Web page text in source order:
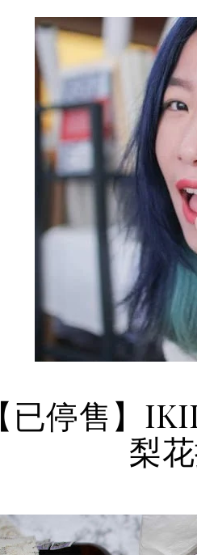
【已停售】
梨